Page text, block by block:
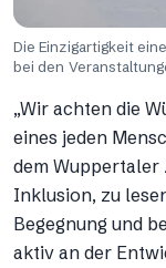
Die Einzigartigkeit
bei den
„Wir achten die
eines jeden
dem
Inklusion, zu
Begegnung und
aktiv an der